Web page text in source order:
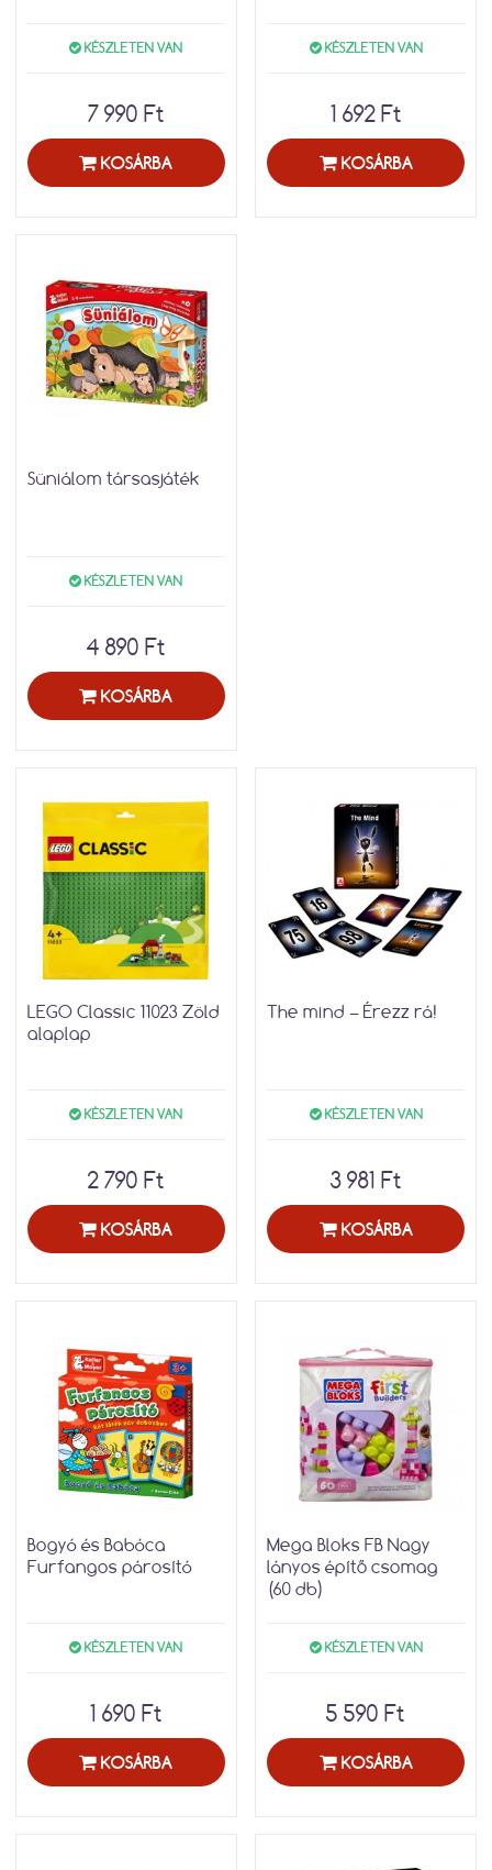
KÉSZLETEN VAN
7 990 Ft
KOSÁRBA
KÉSZLETEN VAN
1 692 Ft
KOSÁRBA
Süniálom társasjáték
KÉSZLETEN VAN
4 890 Ft
KOSÁRBA
LEGO Classic 11023 Zöld
alaplap
KÉSZLETEN VAN
2 790 Ft
KOSÁRBA
The mind – Érezz rá!
KÉSZLETEN VAN
3 981 Ft
KOSÁRBA
Bogyó és Babóca
Furfangos párosító
KÉSZLETEN VAN
1 690 Ft
KOSÁRBA
Mega Bloks FB Nagy
lányos építő csomag
(60 db)
KÉSZLETEN VAN
5 590 Ft
KOSÁRBA